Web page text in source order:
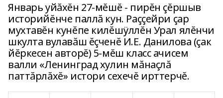
Январь уйăхĕн 27-мĕшĕ - пирĕн çĕршыв
историйĕнче паллă кун. Раççейри çар
мухтавĕн кунĕпе килĕшÿллĕн Урал ялĕнчи
шкулта вулавăш ĕçченĕ И.Е. Данилова (çак
йĕркесен авторĕ) 5-мĕш класс ачисем
валли «Ленинград хулин мăнаçлă
паттăрлăхĕ» истори сехечĕ ирттерчĕ.